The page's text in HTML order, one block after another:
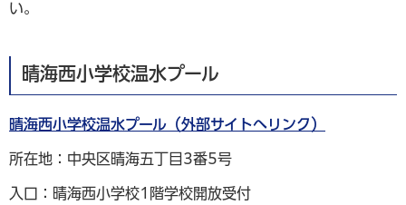
い。
晴海西小学校温水プール
晴海西小学校温水プール（外部サイトへリンク）
所在地：中央区晴海五丁目3番5号
入口：晴海西小学校1階学校開放受付